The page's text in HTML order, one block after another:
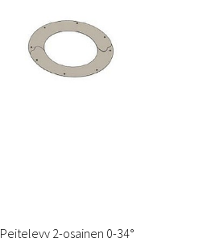
Peitelevy 2-osainen 0-34°